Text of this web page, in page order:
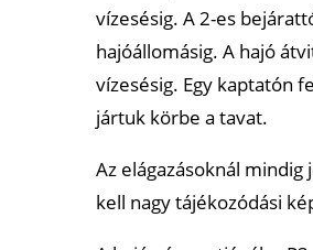
vízesésig. A 2-es
hajóállomásig. A hajó
vízesésig. Egy kaptatón
jártuk körbe a tavat.
Az elágazásoknál
kell nagy tájékozódási